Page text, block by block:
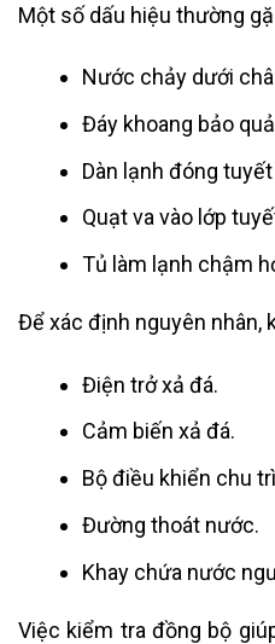
Một số dấu hiệu thường
Nước chảy dưới
Đáy khoang bảo
Dàn lạnh đóng tuyết
Quạt va vào lớp
Tủ làm lạnh chậm
Để xác định nguyên nhân,
Điện trở xả đá.
Cảm biến xả đá.
Bộ điều khiển chu
Đường thoát nước.
Khay chứa nước
Việc kiểm tra đồng bộ